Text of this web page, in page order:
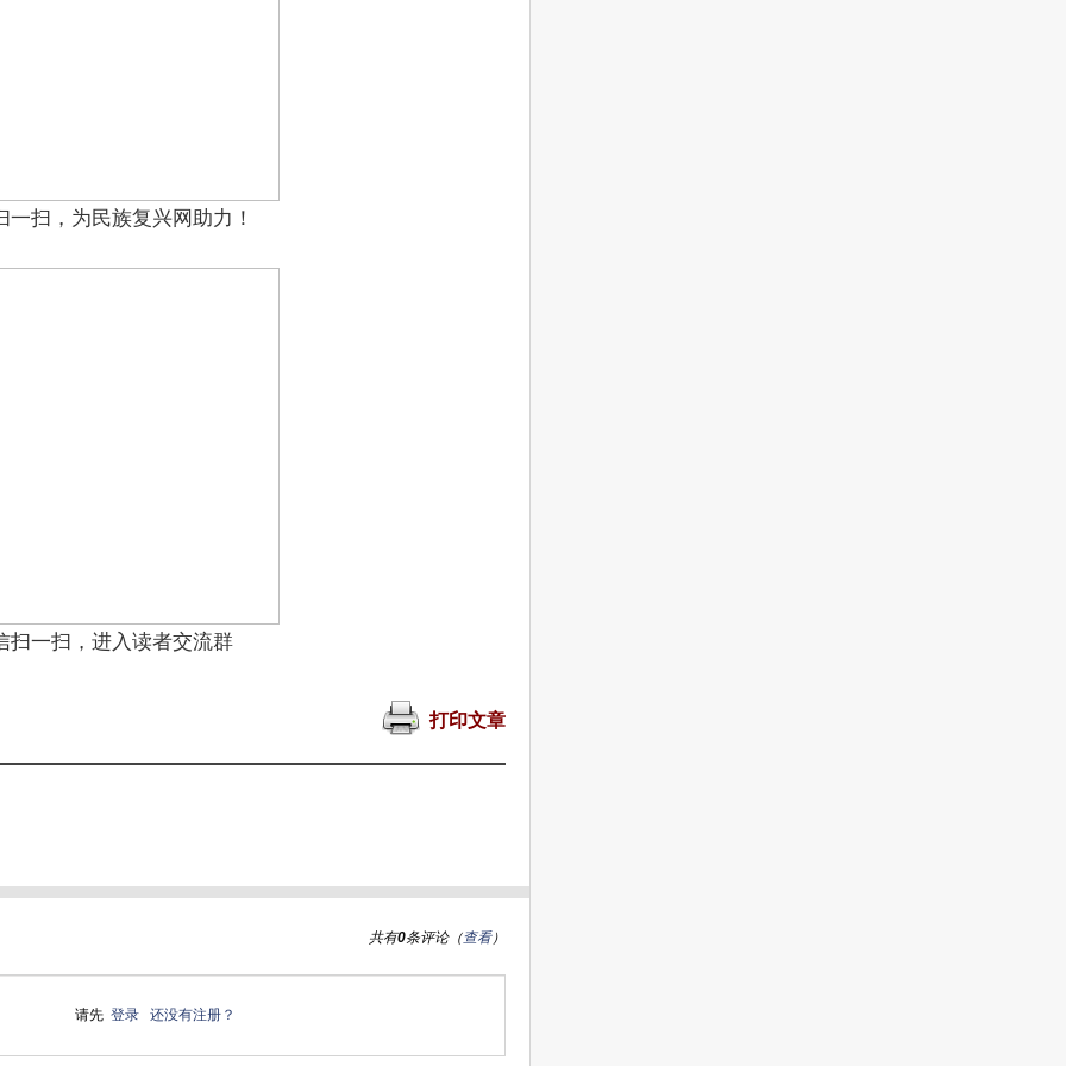
一扫，为民族复兴网助力！
扫一扫，进入读者交流群
打印文章
共有0条评论（查看）
请先 登录 还没有注册？